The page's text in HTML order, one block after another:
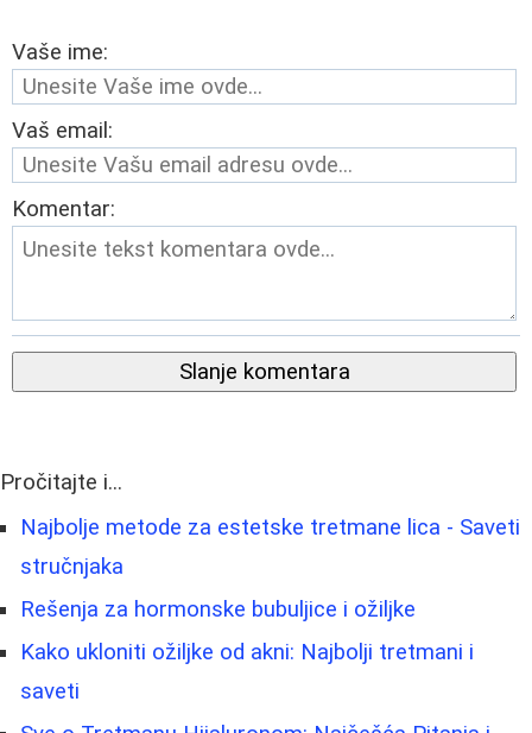
Vaše ime:
Vaš email:
Komentar:
Slanje komentara
Pročitajte i...
Najbolje metode za estetske tretmane lica - Saveti
stručnjaka
Rešenja za hormonske bubuljice i ožiljke
Kako ukloniti ožiljke od akni: Najbolji tretmani i
saveti